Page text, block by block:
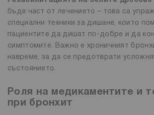
бъде част от лечението – това са
специални техники за дишане, които
пациентите да дишат по-добре и да
симптомите. Важно е хроничният
навреме, за да се предотврати
състоянието.
Роля на медикаментите и
при бронхит